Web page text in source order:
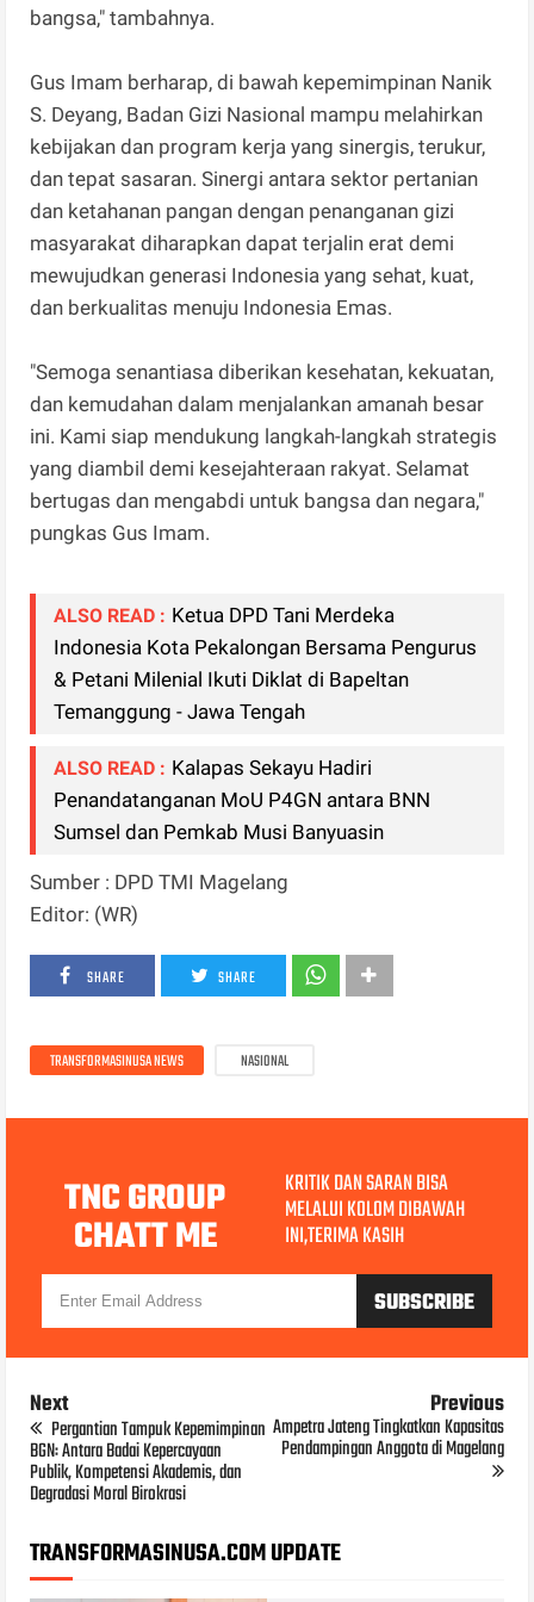
bangsa," tambahnya.
Gus Imam berharap, di bawah kepemimpinan Nanik
S. Deyang, Badan Gizi Nasional mampu melahirkan
kebijakan dan program kerja yang sinergis, terukur,
dan tepat sasaran. Sinergi antara sektor pertanian
dan ketahanan pangan dengan penanganan gizi
masyarakat diharapkan dapat terjalin erat demi
mewujudkan generasi Indonesia yang sehat, kuat,
dan berkualitas menuju Indonesia Emas.
"Semoga senantiasa diberikan kesehatan, kekuatan,
dan kemudahan dalam menjalankan amanah besar
ini. Kami siap mendukung langkah-langkah strategis
yang diambil demi kesejahteraan rakyat. Selamat
bertugas dan mengabdi untuk bangsa dan negara,"
pungkas Gus Imam.
ALSO READ : Ketua DPD Tani Merdeka
Indonesia Kota Pekalongan Bersama Pengurus
& Petani Milenial Ikuti Diklat di Bapeltan
Temanggung - Jawa Tengah
ALSO READ : Kalapas Sekayu Hadiri
Penandatanganan MoU P4GN antara BNN
Sumsel dan Pemkab Musi Banyuasin
Sumber : DPD TMI Magelang
Editor: (WR)
SHARE SHARE
TRANSFORMASINUSA NEWS NASIONAL
TNC GROUP
CHATT ME
KRITIK DAN SARAN BISA
MELALUI KOLOM DIBAWAH
INI,TERIMA KASIH
Next
Pergantian Tampuk Kepemimpinan
BGN: Antara Badai Kepercayaan
Publik, Kompetensi Akademis, dan
Degradasi Moral Birokrasi
Previous
Ampetra Jateng Tingkatkan Kapasitas
Pendampingan Anggota di Magelang
TRANSFORMASINUSA.COM UPDATE